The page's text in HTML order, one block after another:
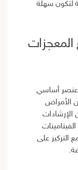
لتكون سهلة
المعجزات
عنصر أساسي
الأمراض
التركيز على